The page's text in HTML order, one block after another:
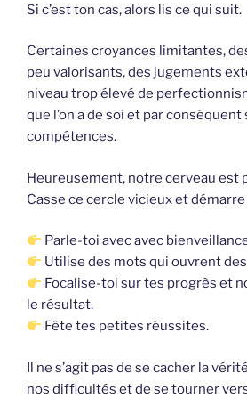
Si c’est ton cas, alors lis ce qui suit.
Certaines croyances limitantes,
peu valorisants, des jugements
niveau trop élevé de
que l’on a de soi et par
compétences.
Heureusement, notre cerveau est
Casse ce cercle vicieux et
Parle-toi avec avec
Utilise des mots qui ouvrent
Focalise-toi sur tes progrès et
le résultat.
Fête tes petites réussites.
Il ne s’agit pas de se cacher la
nos difficultés et de se tourner